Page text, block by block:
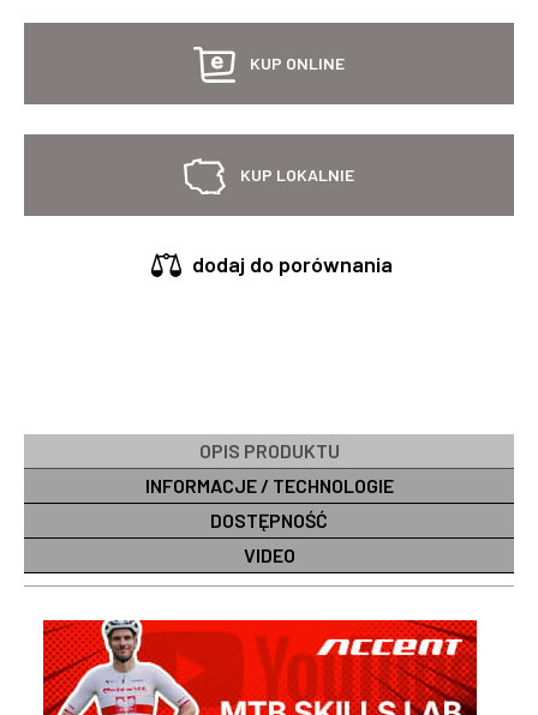
KUP ONLINE
KUP LOKALNIE
dodaj do porównania
OPIS PRODUKTU
INFORMACJE / TECHNOLOGIE
DOSTĘPNOŚĆ
VIDEO